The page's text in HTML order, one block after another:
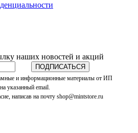
наших новостей и акций
ПОДПИСАТЬСЯ
и информационные материалы от ИП
указанный email.
написав на почту shop@mintstore.ru